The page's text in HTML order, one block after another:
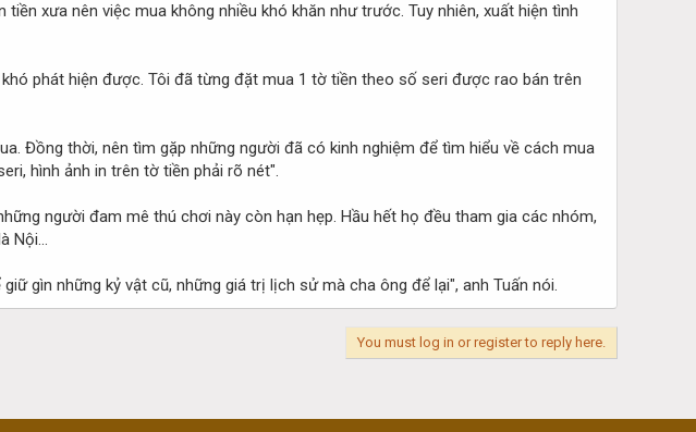
xưa nên việc mua không nhiều khó khăn như trước. Tuy nhiên, xuất hiện tình
phát hiện được. Tôi đã từng đặt mua 1 tờ tiền theo số seri được rao bán trên
Đồng thời, nên tìm gặp những người đã có kinh nghiệm để tìm hiểu về cách mua
hình ảnh in trên tờ tiền phải rõ nét".
người đam mê thú chơi này còn hạn hẹp. Hầu hết họ đều tham gia các nhóm,
Nội...
gìn những kỷ vật cũ, những giá trị lịch sử mà cha ông để lại", anh Tuấn nói.
You must log in or register to reply here.